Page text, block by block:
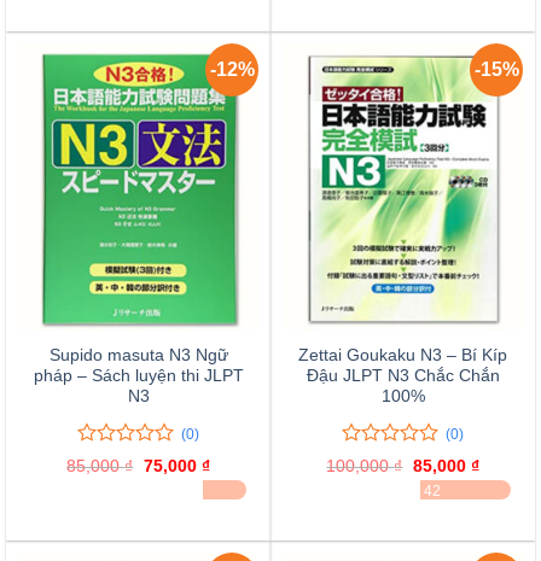
giá
giá
-12%
Supido masuta N3 Ngữ
pháp – Sách luyện thi JLPT
N3
0
trên
0
giá
(0)
85,000₫ Giá
75,000 ₫Giá
hiện
tại
-15%
Zettai Goukaku N3 – Bí Kíp
Đậu JLPT N3 Chắc Chắn
100%
0
trên
0
giá
(0)
100,000₫ Giá
gốc
là:
85,000 ₫Giá
hiện
tại
ĐÃ BÁN 42